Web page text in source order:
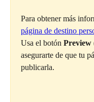
Para obtener más
página de destino
Usa el botón Preview
asegurarte de que tu
publicarla.